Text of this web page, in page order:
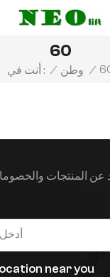
60
أنت في : / وطن /
عن المنتجات
near you